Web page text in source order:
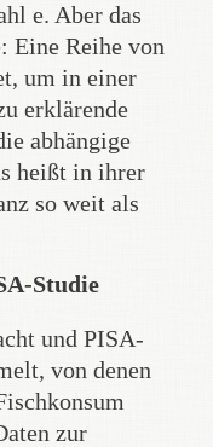
e. Aber das
Eine Reihe von
um in einer
erklärende
abhängige
heißt in ihrer
so weit als
Studie
und PISA-
von denen
zur